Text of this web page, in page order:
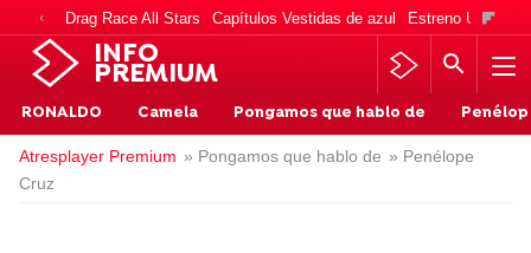
Drag Race All Stars Capítulos Vestidas de azul Estreno Una
INFO
PREMIUM
RONALDO Camela Pongamos que hablo de
Atresplayer Premium » Pongamos que hablo de » Penélope
Cruz